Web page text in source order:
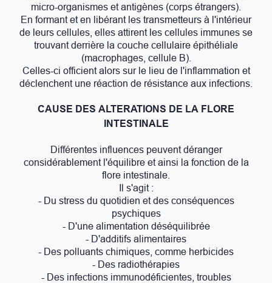
micro-organismes et antigènes (corps étrangers).
En formant et en libérant les transmetteurs à l'intérieur
de leurs cellules, elles attirent les cellules immunes se
trouvant derrière la couche cellulaire épithéliale
(macrophages, cellule B).
Celles-ci officient alors sur le lieu de l'inflammation et
déclenchent une réaction de résistance aux infections.
CAUSE DES ALTERATIONS DE LA FLORE
INTESTINALE
Différentes influences peuvent déranger
considérablement l'équilibre et ainsi la fonction de la
flore intestinale.
Il s'agit :
- Du stress du quotidien et des conséquences
psychiques
- D'une alimentation déséquilibrée
- D'additifs alimentaires
- Des polluants chimiques, comme herbicides
- Des radiothérapies
- Des infections immunodéficientes, troubles